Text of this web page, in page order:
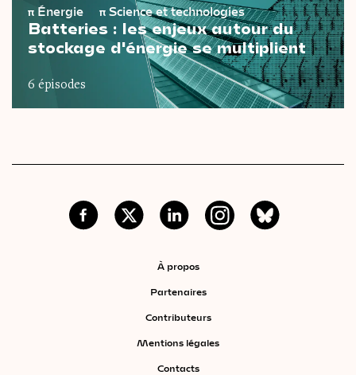
π Énergie π Science et technologies
Batteries : les enjeux autour du
stockage d'énergie se multiplient
6 épisodes
À propos
Partenaires
Contributeurs
Mentions légales
Contacts